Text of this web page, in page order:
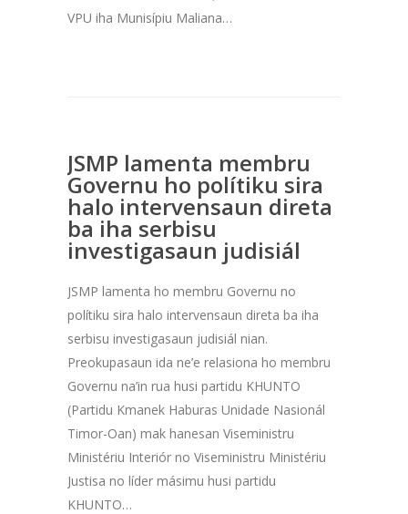
VPU iha Munisípiu Maliana…
JSMP lamenta membru
Governu ho polítiku sira
halo intervensaun direta
ba iha serbisu
investigasaun judisiál
JSMP lamenta ho membru Governu no
polítiku sira halo intervensaun direta ba iha
serbisu investigasaun judisiál nian.
Preokupasaun ida ne’e relasiona ho membru
Governu na’in rua husi partidu KHUNTO
(Partidu Kmanek Haburas Unidade Nasionál
Timor-Oan) mak hanesan Viseministru
Ministériu Interiór no Viseministru Ministériu
Justisa no líder másimu husi partidu
KHUNTO…